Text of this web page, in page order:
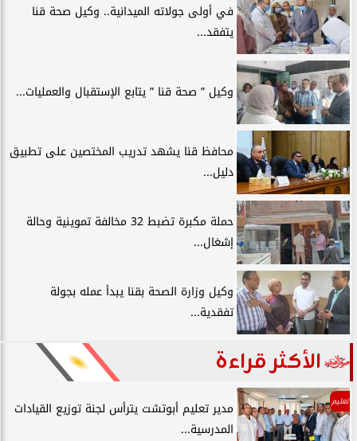
في أولى جولاته الميدانية.. وكيل صحة قنا
يتفقد...
وكيل ” صحة قنا ” يتابع الإستقبال والعمليات...
محافظ قنا يشهد تدريب المختصين على تطبيق
دليل...
حملة مكبرة تضبط 32 مخالفة تموينية وحالة
إشغال...
وكيل وزارة الصحة بقنا يبدأ عمله بجولة
تفقدية...
الأكثر قراءة
تعليم
مدير تعليم أبوتشت يترأس لجنة توزيع القيادات
المدرسية...